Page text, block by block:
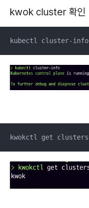
kwok cluster 확인
kubectl cluster-info
kwokctl get clusters